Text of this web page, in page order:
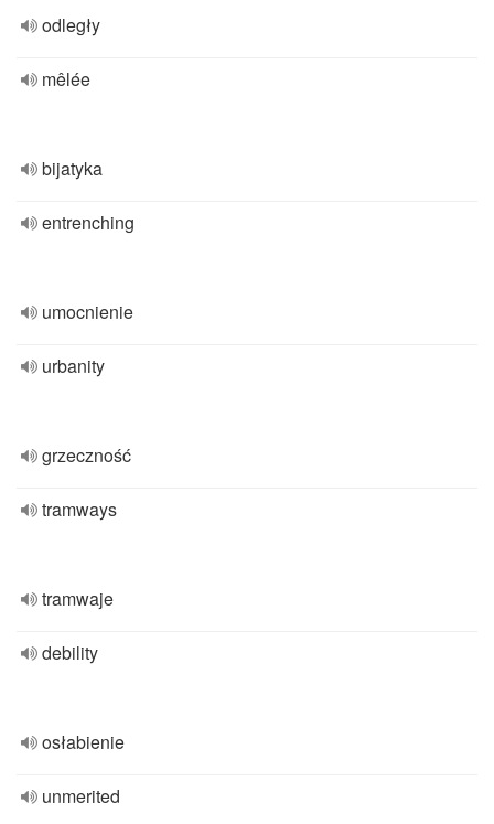
odległy
mêlée
bijatyka
entrenching
umocnienie
urbanity
grzeczność
tramways
tramwaje
debility
osłabienie
unmerited